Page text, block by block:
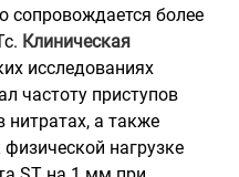
сопровождается более
Клиническая
исследованиях
частоту приступов
нитратах, а также
нагрузке